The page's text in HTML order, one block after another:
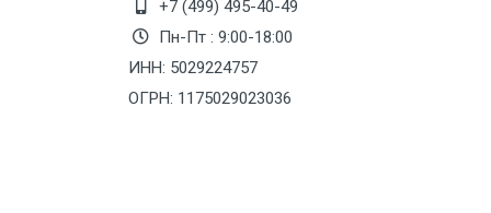
Манипулятор до 6 м, вес до 8 тн
+7 (499) 495-40-49
Пн-Пт : 9:00-18:00
ИНН: 5029224757
ОГРН: 1175029023036